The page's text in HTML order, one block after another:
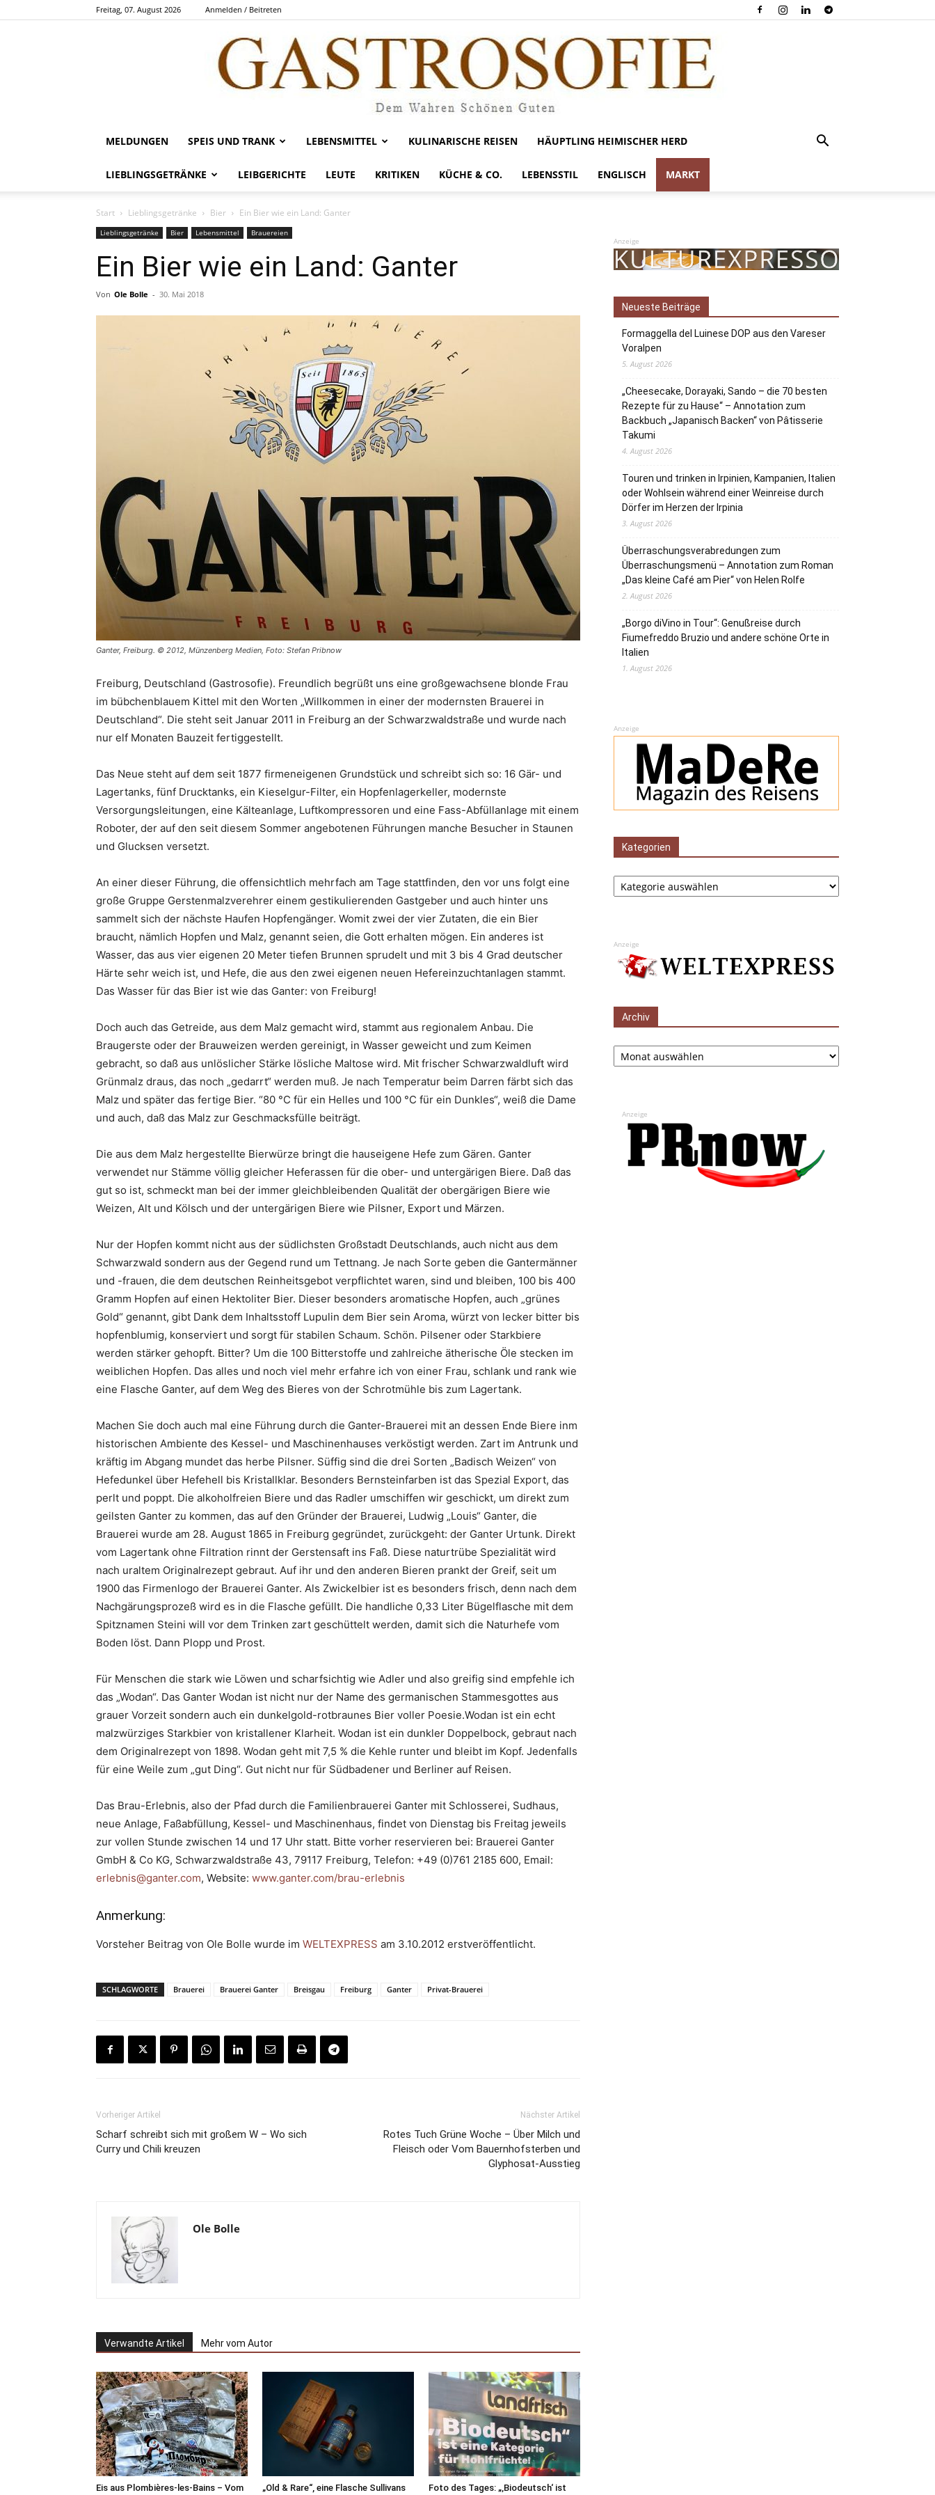
Freitag, 07. August 2026 Anmelden / Beitreten
Gastrosofie
MELDUNGEN SPEIS UND TRANK LEBENSMITTEL KULINARISCHE REISEN HÄUPTLING HEIMISCHER HERD
LIEBLINGSGETRÄNKE LEIBGERICHTE LEUTE KRITIKEN KÜCHE & CO. LEBENSSTIL ENGLISCH MARKT
Start Lieblingsgetränke Bier Ein Bier wie ein Land: Ganter
Lieblingsgetränke Bier Lebensmittel Brauereien
Ein Bier wie ein Land: Ganter
Von Ole Bolle - 30. Mai 2018
Ganter, Freiburg. © 2012, Münzenberg Medien, Foto: Stefan Pribnow
Freiburg, Deutschland (Gastrosofie). Freundlich begrüßt uns eine großgewachsene blonde Frau
im bübchenblauem Kittel mit den Worten „Willkommen in einer der modernsten Brauerei in
Deutschland“. Die steht seit Januar 2011 in Freiburg an der Schwarzwaldstraße und wurde nach
nur elf Monaten Bauzeit fertiggestellt.
Das Neue steht auf dem seit 1877 firmeneigenen Grundstück und schreibt sich so: 16 Gär- und
Lagertanks, fünf Drucktanks, ein Kieselgur-Filter, ein Hopfenlagerkeller, modernste
Versorgungsleitungen, eine Kälteanlage, Luftkompressoren und eine Fass-Abfüllanlage mit einem
Roboter, der auf den seit diesem Sommer angebotenen Führungen manche Besucher in Staunen
und Glucksen versetzt.
An einer dieser Führung, die offensichtlich mehrfach am Tage stattfinden, den vor uns folgt eine
große Gruppe Gerstenmalzverehrer einem gestikulierenden Gastgeber und auch hinter uns
sammelt sich der nächste Haufen Hopfengänger. Womit zwei der vier Zutaten, die ein Bier
braucht, nämlich Hopfen und Malz, genannt seien, die Gott erhalten mögen. Ein anderes ist
Wasser, das aus vier eigenen 20 Meter tiefen Brunnen sprudelt und mit 3 bis 4 Grad deutscher
Härte sehr weich ist, und Hefe, die aus den zwei eigenen neuen Hefereinzuchtanlagen stammt.
Das Wasser für das Bier ist wie das Ganter: von Freiburg!
Doch auch das Getreide, aus dem Malz gemacht wird, stammt aus regionalem Anbau. Die
Braugerste oder der Brauweizen werden gereinigt, in Wasser geweicht und zum Keimen
gebracht, so daß aus unlöslicher Stärke lösliche Maltose wird. Mit frischer Schwarzwaldluft wird
Grünmalz draus, das noch „gedarrt“ werden muß. Je nach Temperatur beim Darren färbt sich das
Malz und später das fertige Bier. “80 °C für ein Helles und 100 °C für ein Dunkles“, weiß die Dame
und auch, daß das Malz zur Geschmacksfülle beiträgt.
Die aus dem Malz hergestellte Bierwürze bringt die hauseigene Hefe zum Gären. Ganter
verwendet nur Stämme völlig gleicher Heferassen für die ober- und untergärigen Biere. Daß das
gut so ist, schmeckt man bei der immer gleichbleibenden Qualität der obergärigen Biere wie
Weizen, Alt und Kölsch und der untergärigen Biere wie Pilsner, Export und Märzen.
Nur der Hopfen kommt nicht aus der südlichsten Großstadt Deutschlands, auch nicht aus dem
Schwarzwald sondern aus der Gegend rund um Tettnang. Je nach Sorte geben die Gantermänner
und -frauen, die dem deutschen Reinheitsgebot verpflichtet waren, sind und bleiben, 100 bis 400
Gramm Hopfen auf einen Hektoliter Bier. Dieser besonders aromatische Hopfen, auch „grünes
Gold“ genannt, gibt Dank dem Inhaltsstoff Lupulin dem Bier sein Aroma, würzt von lecker bitter bis
hopfenblumig, konserviert und sorgt für stabilen Schaum. Schön. Pilsener oder Starkbiere
werden stärker gehopft. Bitter? Um die 100 Bitterstoffe und zahlreiche ätherische Öle stecken im
weiblichen Hopfen. Das alles und noch viel mehr erfahre ich von einer Frau, schlank und rank wie
eine Flasche Ganter, auf dem Weg des Bieres von der Schrotmühle bis zum Lagertank.
Machen Sie doch auch mal eine Führung durch die Ganter-Brauerei mit an dessen Ende Biere inm
historischen Ambiente des Kessel- und Maschinenhauses verköstigt werden. Zart im Antrunk und
kräftig im Abgang mundet das herbe Pilsner. Süffig sind die drei Sorten „Badisch Weizen“ von
Hefedunkel über Hefehell bis Kristallklar. Besonders Bernsteinfarben ist das Spezial Export, das
perlt und poppt. Die alkoholfreien Biere und das Radler umschiffen wir geschickt, um direkt zum
geilsten Ganter zu kommen, das auf den Gründer der Brauerei, Ludwig „Louis“ Ganter, die
Brauerei wurde am 28. August 1865 in Freiburg gegründet, zurückgeht: der Ganter Urtunk. Direkt
vom Lagertank ohne Filtration rinnt der Gerstensaft ins Faß. Diese naturtrübe Spezialität wird
nach uraltem Originalrezept gebraut. Auf ihr und den anderen Bieren prankt der Greif, seit um
1900 das Firmenlogo der Brauerei Ganter. Als Zwickelbier ist es besonders frisch, denn nach dem
Nachgärungsprozeß wird es in die Flasche gefüllt. Die handliche 0,33 Liter Bügelflasche mit dem
Spitznamen Steini will vor dem Trinken zart geschüttelt werden, damit sich die Naturhefe vom
Boden löst. Dann Plopp und Prost.
Für Menschen die stark wie Löwen und scharfsichtig wie Adler und also greifig sind empfehle ich
das „Wodan“. Das Ganter Wodan ist nicht nur der Name des germanischen Stammesgottes aus
grauer Vorzeit sondern auch ein dunkelgold-rotbraunes Bier voller Poesie.Wodan ist ein echt
malzwürziges Starkbier von kristallener Klarheit. Wodan ist ein dunkler Doppelbock, gebraut nach
dem Originalrezept von 1898. Wodan geht mit 7,5 % die Kehle runter und bleibt im Kopf. Jedenfalls
für eine Weile zum „gut Ding“. Gut nicht nur für Südbadener und Berliner auf Reisen.
Das Brau-Erlebnis, also der Pfad durch die Familienbrauerei Ganter mit Schlosserei, Sudhaus,
neue Anlage, Faßabfüllung, Kessel- und Maschinenhaus, findet von Dienstag bis Freitag jeweils
zur vollen Stunde zwischen 14 und 17 Uhr statt. Bitte vorher reservieren bei: Brauerei Ganter
GmbH & Co KG, Schwarzwaldstraße 43, 79117 Freiburg, Telefon: +49 (0)761 2185 600, Email:
erlebnis@ganter.com, Website: www.ganter.com/brau-erlebnis
Anmerkung:
Vorsteher Beitrag von Ole Bolle wurde im WELTEXPRESS am 3.10.2012 erstveröffentlicht.
SCHLAGWORTE Brauerei Brauerei Ganter Breisgau Freiburg Ganter Privat-Brauerei
Vorheriger Artikel
Scharf schreibt sich mit großem W – Wo sich
Curry und Chili kreuzen
Nächster Artikel
Rotes Tuch Grüne Woche – Über Milch und
Fleisch oder Vom Bauernhofsterben und
Glyphosat-Ausstieg
Ole Bolle
Verwandte Artikel Mehr vom Autor
Eis aus Plombières-les-Bains – Vom „Old & Rare“, eine Flasche Sullivans Foto des Tages: „‚Biodeutsch‘ ist
Anzeige
Neueste Beiträge
Formaggella del Luinese DOP aus den Vareser
Voralpen
5. August 2026
„Cheesecake, Dorayaki, Sando – die 70 besten
Rezepte für zu Hause“ – Annotation zum
Backbuch „Japanisch Backen“ von Pâtisserie
Takumi
4. August 2026
Touren und trinken in Irpinien, Kampanien, Italien
oder Wohlsein während einer Weinreise durch
Dörfer im Herzen der Irpinia
3. August 2026
Überraschungsverabredungen zum
Überraschungsmenü – Annotation zum Roman
„Das kleine Café am Pier“ von Helen Rolfe
2. August 2026
„Borgo diVino in Tour“: Genußreise durch
Fiumefreddo Bruzio und andere schöne Orte in
Italien
1. August 2026
Anzeige
Kategorien
Kategorien
Anzeige
Archiv
Archiv
Anzeige